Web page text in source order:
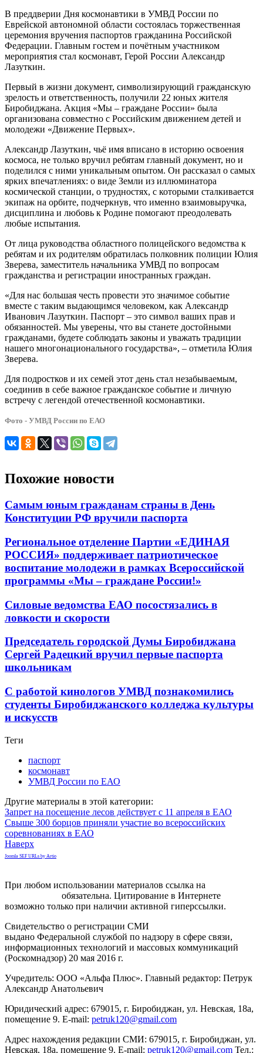
В преддверии Дня космонавтики в УМВД России по
Еврейской автономной области состоялась торжественная
церемония вручения паспортов гражданина Российской
Федерации. Главным гостем и почётным участником
мероприятия стал космонавт, Герой России Александр
Лазуткин.
Первый в жизни документ, символизирующий гражданскую
зрелость и ответственность, получили 22 юных жителя
Биробиджана. Акция «Мы – граждане России» была
организована совместно с Российским движением детей и
молодежи «Движение Первых».
Александр Лазуткин, чьё имя вписано в историю освоения
космоса, не только вручил ребятам главный документ, но и
поделился с ними уникальным опытом. Он рассказал о самых
ярких впечатлениях: о виде Земли из иллюминатора
космической станции, о трудностях, с которыми сталкивается
экипаж на орбите, подчеркнув, что именно взаимовыручка,
дисциплина и любовь к Родине помогают преодолевать
любые испытания.
От лица руководства областного полицейского ведомства к
ребятам и их родителям обратилась полковник полиции Юлия
Зверева, заместитель начальника УМВД по вопросам
гражданства и регистрации иностранных граждан.
«Для нас большая честь провести это значимое событие
вместе с таким выдающимся человеком, как Александр
Иванович Лазуткин. Паспорт – это символ ваших прав и
обязанностей. Мы уверены, что вы станете достойными
гражданами, будете соблюдать законы и уважать традиции
нашего многонационального государства», – отметила Юлия
Зверева.
Для подростков и их семей этот день стал незабываемым,
соединив в себе важное гражданское событие и личную
встречу с легендой отечественной космонавтики.
Фото - УМВД России по ЕАО
Похожие новости
Самым юным гражданам страны в День
Конституции РФ вручили паспорта
Региональное отделение Партии «ЕДИНАЯ
РОССИЯ» поддерживает патриотическое
воспитание молодежи в рамках Всероссийской
программы «Мы – граждане России!»
Силовые ведомства ЕАО посостязались в
ловкости и скорости
Председатель городской Думы Биробиджана
Сергей Радецкий вручил первые паспорта
школьникам
С работой кинологов УМВД познакомились
студенты Биробиджанского колледжа культуры
и искусств
Теги
паспорт
космонавт
УМВД России по ЕАО
Другие материалы в этой категории:
Запрет на посещение лесов действует с 11 апреля в ЕАО
Свыше 300 борцов приняли участие во всероссийских
соревнованиях в ЕАО
Наверх
Joomla SEF URLs by Artio
При любом использовании материалов ссылка на
обязательна. Цитирование в Интернете
возможно только при наличии активной гиперссылки.
Свидетельство о регистрации СМИ
выдано Федеральной службой по надзору в сфере связи,
информационных технологий и массовых коммуникаций
(Роскомнадзор) 20 мая 2016 г.
Учредитель: ООО «Альфа Плюс». Главный редактор: Петрук
Александр Анатольевич
Юридический адрес: 679015, г. Биробиджан, ул. Невская, 18а,
помещение 9. E-mail: petruk120@gmail.com
Адрес нахождения редакции СМИ: 679015, г. Биробиджан, ул.
Невская, 18а, помещение 9. E-mail: petruk120@gmail.com Тел.: